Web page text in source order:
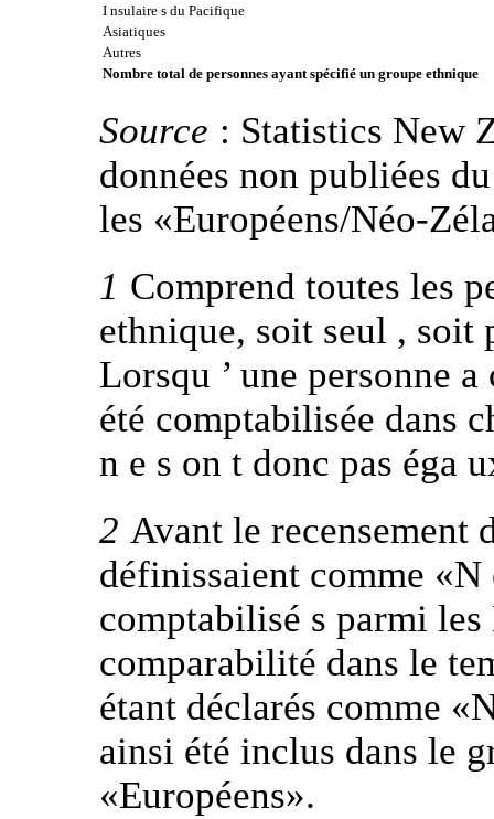
I nsulaire s du Pacifique
Asiatiques
Autres
Nombre total de personnes ayant spécifié un groupe ethnique
Source : Statistics New
données non publiées
les «Européens/Néo-
1 Comprend toutes les
ethnique, soit seul , soit
Lorsqu ’ une personne
été comptabilisée dans
n e s on t donc pas éga
2 Avant le recensement
définissaient comme
comptabilisé s parmi les
comparabilité dans le
étant déclarés comme
ainsi été inclus dans le
«Européens».